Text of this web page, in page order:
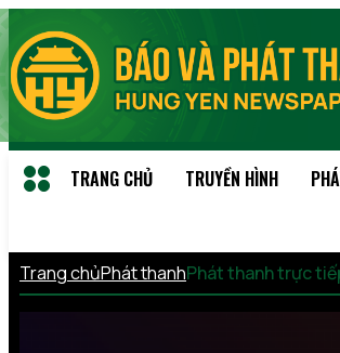
TRANG CHỦ TRUYỀN HÌNH
Trang chủPhát thanhPhát thanh trực